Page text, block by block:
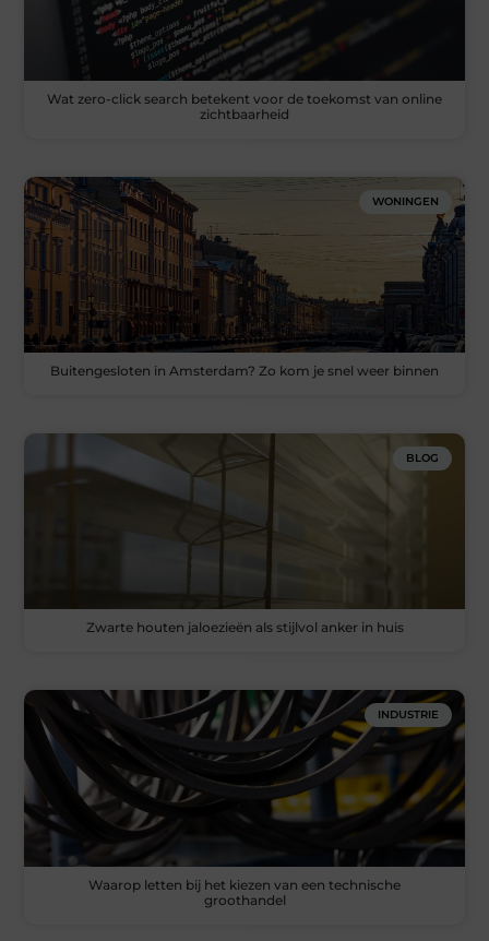
Wat zero-click search betekent voor de toekomst van online
zichtbaarheid
WONINGEN
Buitengesloten in Amsterdam? Zo kom je snel weer binnen
BLOG
Zwarte houten jaloezieën als stijlvol anker in huis
INDUSTRIE
Waarop letten bij het kiezen van een technische
groothandel